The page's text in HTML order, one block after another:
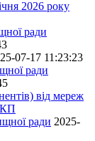
2026 року
ради
07-17 11:23:23
ради
від мереж
КП
ради 2025-